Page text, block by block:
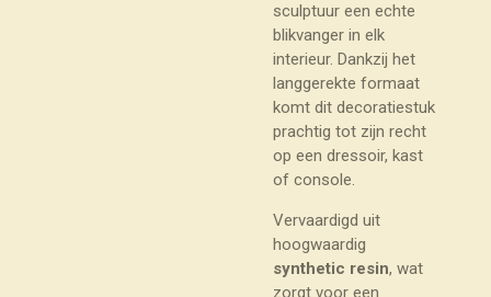
sculptuur een echte
blikvanger in elk
interieur. Dankzij het
langgerekte formaat
komt dit decoratiestuk
prachtig tot zijn recht
op een dressoir, kast
of console.
Vervaardigd uit
hoogwaardig
synthetic resin, wat